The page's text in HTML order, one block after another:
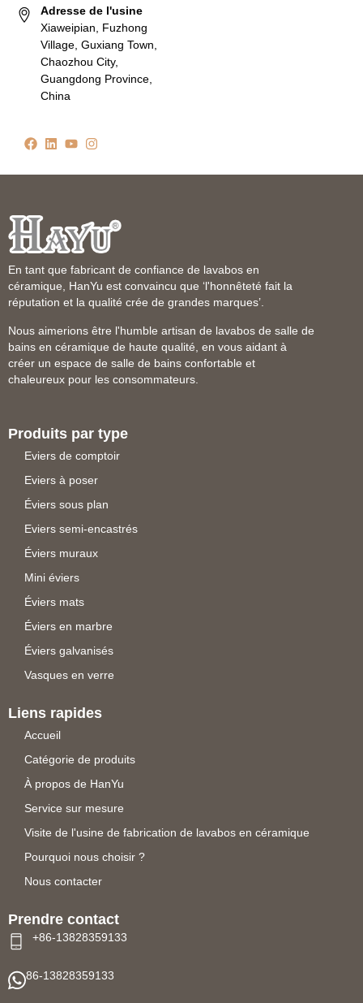
Adresse de l'usine
Xiaweipian, Fuzhong
Village, Guxiang Town,
Chaozhou City,
Guangdong Province,
China
En tant que fabricant de confiance de lavabos en
céramique, HanYu est convaincu que ‘l'honnêteté fait la
réputation et la qualité crée de grandes marques’.
Nous aimerions être l'humble artisan de lavabos de salle de
bains en céramique de haute qualité, en vous aidant à
créer un espace de salle de bains confortable et
chaleureux pour les consommateurs.
Produits par type
Eviers de comptoir
Eviers à poser
Éviers sous plan
Eviers semi-encastrés
Éviers muraux
Mini éviers
Éviers mats
Éviers en marbre
Éviers galvanisés
Vasques en verre
Liens rapides
Accueil
Catégorie de produits
À propos de HanYu
Service sur mesure
Visite de l'usine de fabrication de lavabos en céramique
Pourquoi nous choisir ?
Nous contacter
Prendre contact
+86-13828359133
86-13828359133